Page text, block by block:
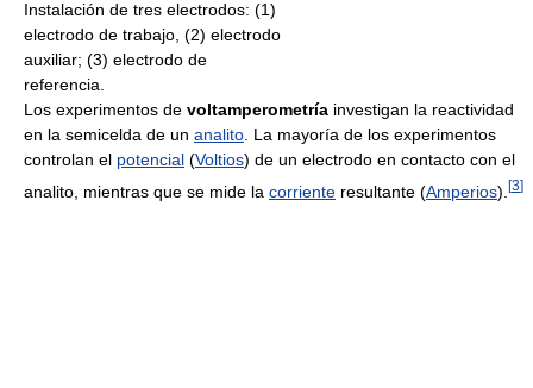
Instalación de tres electrodos: (1)
electrodo de trabajo, (2) electrodo
auxiliar; (3) electrodo de
referencia.
Los experimentos de voltamperometría investigan la reactividad
en la semicelda de un analito . La mayoría de los experimentos
controlan el potencial (Voltios) de un electrodo en contacto con el
analito, mientras que se mide la corriente resultante (Amperios). [3]